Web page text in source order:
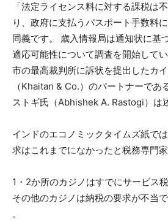
「法定ライセンス料に対する課税は
り、政府に支払うパスポート手数料
同義です。 歳入情報局は通知状に基
適応可能性について調査を開始して
市の最高裁判所に訴状を提出したカ
（Khaitan & Co.）のパートナーであ
ストギ氏（Abhishek A. Rastogi）は
インドのエコノミックタイムズ紙で
求はこれまでになかったと税務専門
1・2か所のカジノはすでにサービス
その他のカジノは納税の要求が不当
。